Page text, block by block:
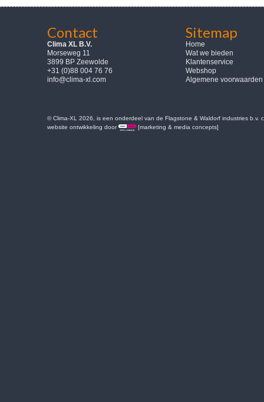
Contact
Clima XL B.V.
Morseweg 11
3899 BP Zeewolde
+31 (0)88 004 76 76
info@clima-xl.com
Sitemap
Home
Wat we bieden
Klantenservice
Webshop
Algemene voorwaarden
© Clima-XL 2026, is een onderdeel van de Flagstone & Waldorf industries b.v.
website ontwikkeling door
[marketing & media concepts]